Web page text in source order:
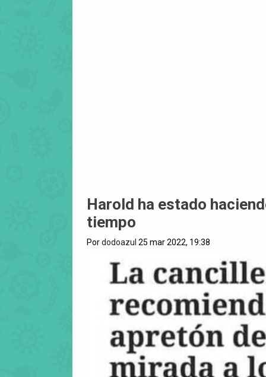
Harold ha estado
tiempo
Pordodoazul 25 mar 2022, 19:38